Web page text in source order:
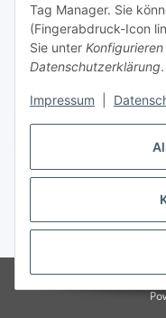
Tag Manager. Sie
(Fingerabdruck-Icon
Sie unter Konfigurieren
Datenschutzerklärung.
Impressum
* Alle Preise inkl.
©